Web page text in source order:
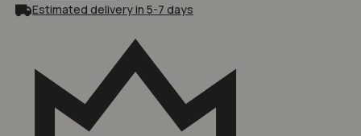
Estimated delivery in 5-7 days